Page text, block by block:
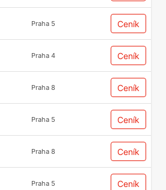
Praha 5 Ceník
Praha 4 Ceník
Praha 8 Ceník
Praha 5 Ceník
Praha 8 Ceník
Praha 5 Ceník